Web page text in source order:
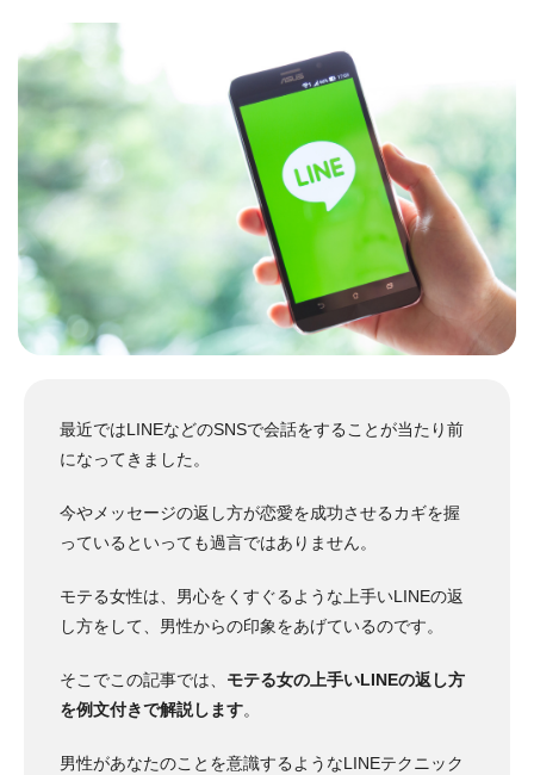
最近ではLINEなどのSNSで会話をすることが当たり前
になってきました。
今やメッセージの返し方が恋愛を成功させるカギを握
っているといっても過言ではありません。
モテる女性は、男心をくすぐるような上手いLINEの返
し方をして、男性からの印象をあげているのです。
そこでこの記事では、 モテる女の上手いLINEの返し方
を例文付きで解説します。
男性があなたのことを意識するようなLINEテクニック